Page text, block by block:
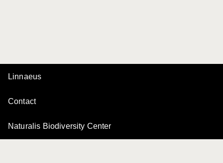
Linnaeus
Contact
Naturalis Biodiversity Center